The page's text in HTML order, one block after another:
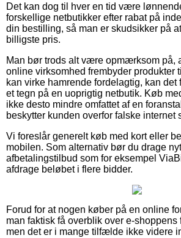
Det kan dog til hver en tid være
forskellige netbutikker efter rabat på
din bestilling, så man er skudsikker på
billigste pris.
Man bør trods alt være opmærksom på,
online virksomhed frembyder produkter
kan virke hamrende fordelagtig, kan
et tegn på en uoprigtig netbutik. Køb
ikke desto mindre omfattet af en
beskytter kunden overfor falske internet
Vi foreslår generelt køb med kort eller
mobilen. Som alternativ bør du drage
afbetalingstilbud som for eksempel
afdrage beløbet i flere bidder.
Forud for at nogen køber på en online
man faktisk få overblik over e-shoppens
men det er i mange tilfælde ikke videre